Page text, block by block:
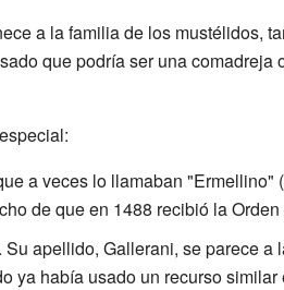
a la familia de los mustélidos,
que podría ser una comadreja
a veces lo llamaban "Ermellino"
de que en 1488 recibió la
apellido, Gallerani, se parece a
ya había usado un recurso similar